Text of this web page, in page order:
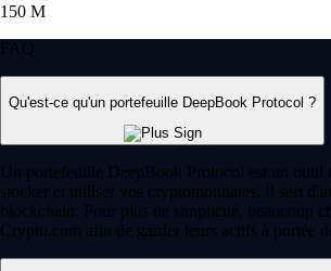
150 M
FAQ
Qu'est-ce qu'un portefeuille DeepBook Protocol ?
Un portefeuille DeepBook Protocol est un outil
stocker et utiliser vos cryptomonnaies. Il sert
blockchain. Pour plus de simplicité, beaucoup
Crypto.com afin de garder leurs actifs à portée